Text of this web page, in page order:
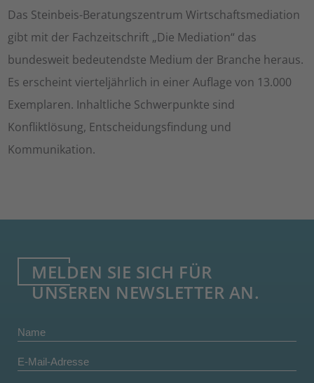
Das Steinbeis-Beratungszentrum Wirtschaftsmediation
gibt mit der Fachzeitschrift „Die Mediation“ das
bundesweit bedeutendste Medium der Branche heraus.
Es erscheint vierteljährlich in einer Auflage von 13.000
Exemplaren. Inhaltliche Schwerpunkte sind
Konfliktlösung, Entscheidungsfindung und
Kommunikation.
MELDEN SIE SICH FÜR
UNSEREN NEWSLETTER AN.